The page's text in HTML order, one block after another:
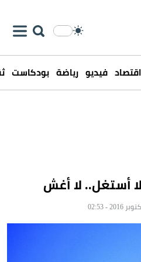
اقتصاد فيديو رياضة بودكاست
أستغل.. لا أغش